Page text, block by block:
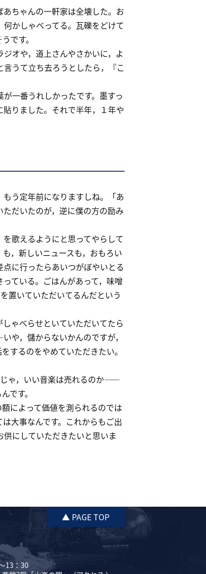
ちゃんの一軒家は全壊した。お
かしゃべってる。瓦礫をどけて
です。
オや，道上さんやさかいに，よ
うて立ち去ろうとしたら，『こ
一番うれしかったです。墨すっ
りました。それで半年，１年や
う定年前になりますしね。「あ
だいたのが，逆に僕の方の励み
歌えるようにと思ってやらして
，新しいニュースも，おもろい
に行ったらあいつがぼやいとる
ている。ごはんがあって，味噌
置いていただいてるんだという
ゃべらせといていただいてたら
や，儲からないかんのですが，
するのをやめていただきたい。
じゃ，いい音楽は売れるのか――
です。
によって価値を測られるのでは
大事なんです。これからもご出
にしていただきたいと思いま
▲ PAGE TOP
13：30